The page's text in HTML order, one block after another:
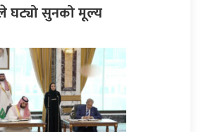
घट्यो सुनको मूल्य